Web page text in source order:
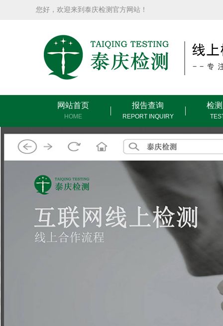
您好，欢迎来到泰庆检测官方网站！
网站首页
HOME
报告查询
REPORT INQUIRY
检